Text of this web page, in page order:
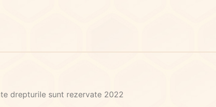
drepturile sunt rezervate 2022